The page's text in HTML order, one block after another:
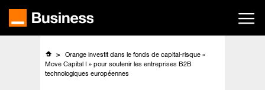
contenu
Orange investit dans le fonds de capital-risque «
Move Capital I » pour soutenir les entreprises B2B
technologiques européennes